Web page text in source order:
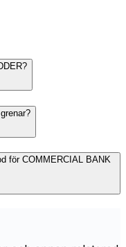
för COMMERCIAL BANK